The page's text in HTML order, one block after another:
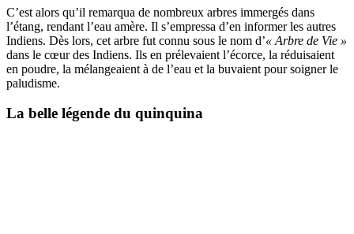
C’est alors qu’il remarqua de nombreux arbres immergés dans
l’étang, rendant l’eau amère. Il s’empressa d’en informer les autres
Indiens. Dès lors, cet arbre fut connu sous le nom d’« Arbre de Vie »
dans le cœur des Indiens. Ils en prélevaient l’écorce, la réduisaient
en poudre, la mélangeaient à de l’eau et la buvaient pour soigner le
paludisme.
La belle légende du quinquina